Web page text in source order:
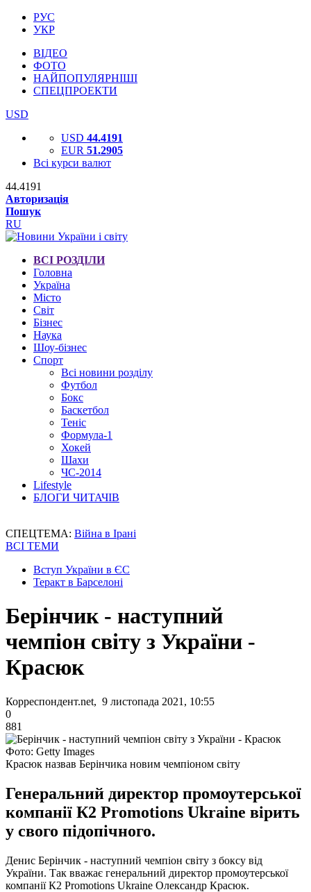
РУС
УКР
ВІДЕО
ФОТО
НАЙПОПУЛЯРНІШІ
СПЕЦПРОЕКТИ
USD
USD 44.4191
EUR 51.2905
Всі курси валют
44.4191
Авторизація
Пошук
RU
ВСІ РОЗДІЛИ
Головна
Україна
Місто
Світ
Бізнес
Наука
Шоу-бізнес
Спорт
Всі новини розділу
Футбол
Бокс
Баскетбол
Теніс
Формула-1
Хокей
Шахи
ЧС-2014
Lifestyle
БЛОГИ ЧИТАЧІВ
СПЕЦТЕМА: Війна в Ірані
ВСІ ТЕМИ
Вступ України в ЄС
Теракт в Барселоні
Берінчик - наступний
чемпіон світу з України -
Красюк
Корреспондент.net, 9 листопада 2021, 10:55
0
881
Фото: Getty Images
Красюк назвав Берінчика новим чемпіоном світу
Генеральний директор промоутерської
компанії К2 Promotions Ukraine вірить
у свого підопічного.
Денис Берінчик - наступний чемпіон світу з боксу від
України. Так вважає генеральний директор промоутерської
компанії К2 Promotions Ukraine Олександр Красюк.